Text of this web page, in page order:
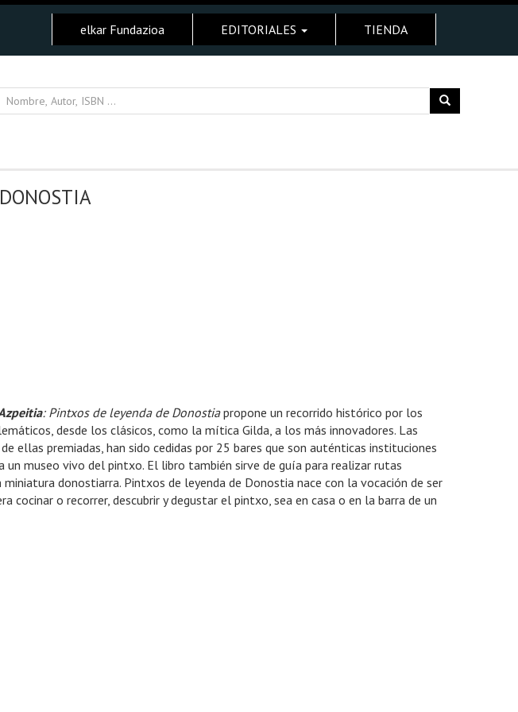
elkar Fundazioa EDITORIALES TIENDA
: Pintxos de leyenda de Donostiapropone un recorrido histórico por los
desde los clásicos, como la mítica Gilda, a los más innovadores. Las
ellas premiadas, han sido cedidas por 25 bares que son auténticas instituciones
un museo vivo del pintxo. El libro también sirve de guía para realizar rutas
donostiarra. Pintxos de leyenda de Donostia nace con la vocación de ser
cocinar o recorrer, descubrir y degustar el pintxo, sea en casa o en la barra de un